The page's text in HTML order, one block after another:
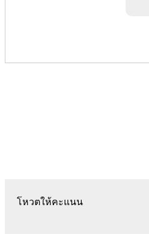
โหวตให้คะแนน